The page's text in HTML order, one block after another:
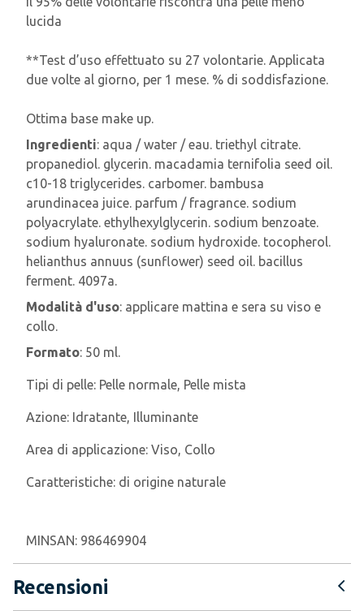
lucida
**Test d’uso effettuato su 27 volontarie. Applicata
due volte al giorno, per 1 mese. % di soddisfazione.
Ottima base make up.
Ingredienti: aqua / water / eau. triethyl citrate.
propanediol. glycerin. macadamia ternifolia seed oil.
c10-18 triglycerides. carbomer. bambusa
arundinacea juice. parfum / fragrance. sodium
polyacrylate. ethylhexylglycerin. sodium benzoate.
sodium hyaluronate. sodium hydroxide. tocopherol.
helianthus annuus (sunflower) seed oil. bacillus
ferment. 4097a.
Modalità d'uso: applicare mattina e sera su viso e
collo.
Formato: 50 ml.
Tipi di pelle: Pelle normale, Pelle mista
Azione: Idratante, Illuminante
Area di applicazione: Viso, Collo
Caratteristiche: di origine naturale
MINSAN: 986469904
Recensioni